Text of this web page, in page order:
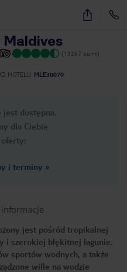
36
Maldives
(13267 opinii)
HOTELU MLE30070
jest dostępna.
dla Ciebie
i terminy »
informacje
jest pośród tropikalnej
i szerokiej błękitnej lagunie.
sportów wodnych, a także
wille na wodzie